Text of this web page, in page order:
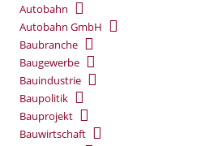
Autobahn
Autobahn GmbH
Baubranche
Baugewerbe
Bauindustrie
Baupolitik
Bauprojekt
Bauwirtschaft